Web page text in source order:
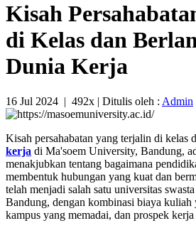
Kisah
di Kelas dan
Dunia Kerja
16 Jul 2024 | 492x | Ditulis oleh : Admin
Kisah persahabatan yang terjalin di kelas
kerja di Ma'soem University, Bandung,
menakjubkan tentang bagaimana
membentuk hubungan yang kuat dan
telah menjadi salah satu universitas
Bandung, dengan kombinasi biaya kuliah
kampus yang memadai, dan prospek